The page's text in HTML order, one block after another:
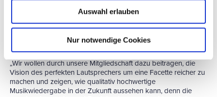
Auswahl erlauben
Nur notwendige Cookies
der High End Society freuen wir uns daher besonders auf den
Austausch mit anderen Herstellern und Entwicklern, um
gemeinsam richtungsweisende Zukunftstechnologien auf den
Weg zu bringen – denn was uns alle eint, ist die Liebe zur
Musik und die Begeisterung dafür, diese in all ihrer
„Wir wollen durch unsere Mitgliedschaft dazu beitragen, die
Vision des perfekten Lautsprechers um eine Facette reicher zu
machen und zeigen, wie qualitativ hochwertige
Musikwiedergabe in der Zukunft aussehen kann, denn die